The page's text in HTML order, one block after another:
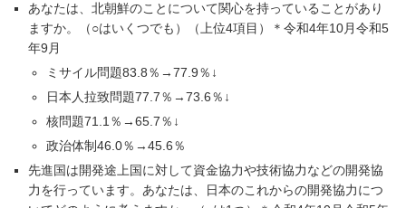
あなたは、北朝鮮のことについて関心を持っていることがあり
ますか。（○はいくつでも）（上位4項目）＊令和4年10月令和5
年9月
ミサイル問題83.8％→77.9％↓
日本人拉致問題77.7％→73.6％↓
核問題71.1％→65.7％↓
政治体制46.0％→45.6％
先進国は開発途上国に対して資金協力や技術協力などの開発協
力を行っています。あなたは、日本のこれからの開発協力につ